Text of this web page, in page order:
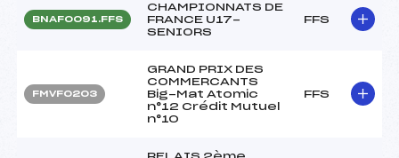
BNAF0091.FFS
CHAMPIONNATS DE
FRANCE U17-
SENIORS
FFS
FMVF0203
GRAND PRIX DES
COMMERCANTS
Big-Mat Atomic
n°12 Crédit Mutuel
n°10
FFS
RELAIS 2ème